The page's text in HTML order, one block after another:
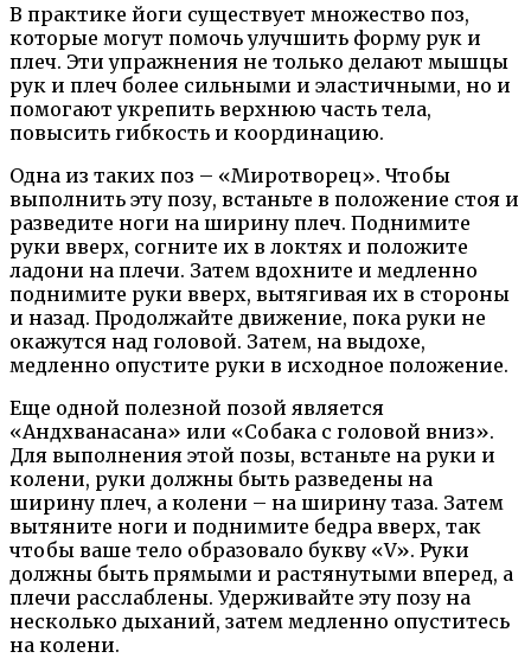
В практике йоги существует множество поз,
которые могут помочь улучшить форму рук и
плеч. Эти упражнения не только делают мышцы
рук и плеч более сильными и эластичными, но и
помогают укрепить верхнюю часть тела,
повысить гибкость и координацию.
Одна из таких поз – «Миротворец». Чтобы
выполнить эту позу, встаньте в положение стоя и
разведите ноги на ширину плеч. Поднимите
руки вверх, согните их в локтях и положите
ладони на плечи. Затем вдохните и медленно
поднимите руки вверх, вытягивая их в стороны
и назад. Продолжайте движение, пока руки не
окажутся над головой. Затем, на выдохе,
медленно опустите руки в исходное положение.
Еще одной полезной позой является
«Андхванасана» или «Собака с головой вниз».
Для выполнения этой позы, встаньте на руки и
колени, руки должны быть разведены на
ширину плеч, а колени – на ширину таза. Затем
вытяните ноги и поднимите бедра вверх, так
чтобы ваше тело образовало букву «V». Руки
должны быть прямыми и растянутыми вперед, а
плечи расслаблены. Удерживайте эту позу на
несколько дыханий, затем медленно опуститесь
на колени.